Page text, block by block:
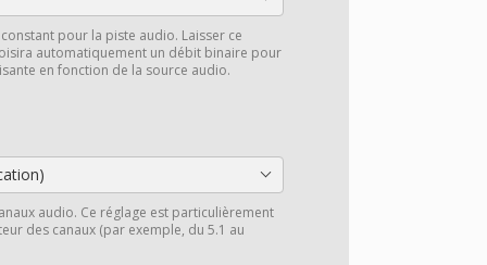
pour la piste audio. Laisser ce
automatiquement un débit binaire pour
en fonction de la source audio.
audio. Ce réglage est particulièrement
des canaux (par exemple, du 5.1 au